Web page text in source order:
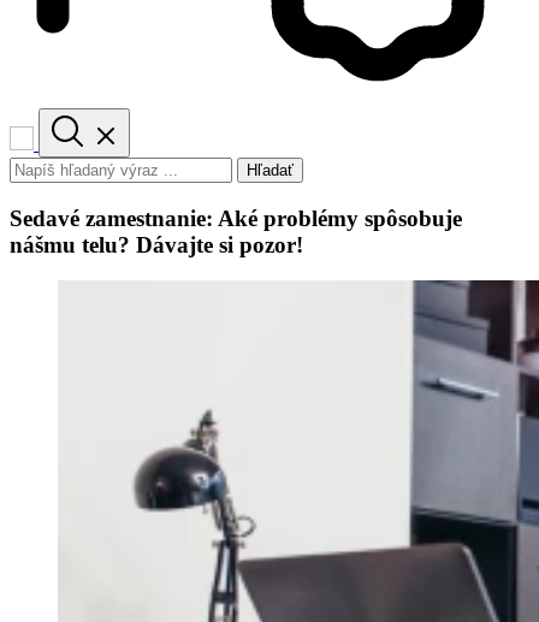
Hľadať
Sedavé zamestnanie: Aké problémy spôsobuje
nášmu telu? Dávajte si pozor!